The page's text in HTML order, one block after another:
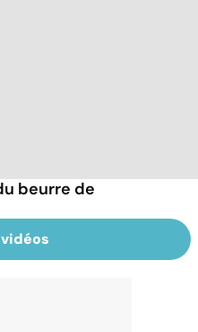
beurre de